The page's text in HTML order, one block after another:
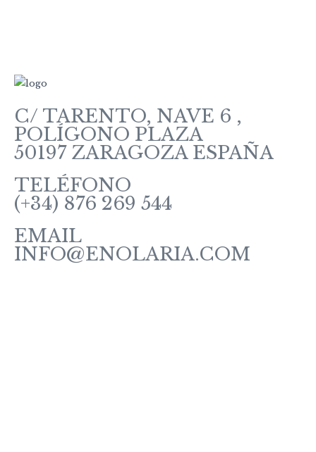
C/ TARENTO, NAVE 6 ,
POLÍGONO PLAZA
50197 ZARAGOZA ESPAÑA
TELÉFONO
(+34) 876 269 544
EMAIL
INFO@ENOLARIA.COM